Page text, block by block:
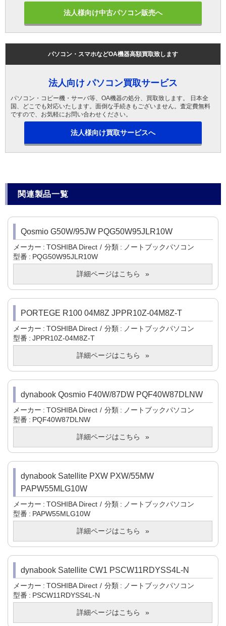
法人様向け中古パソコン販売へ
パソコン・スマホなどOA機器高額買取致します
法人向け パソコン買取サービス
パソコン・コピー機・サーバ等、OA機器の処分、買取致します。 日本全
国、どこでも対応いたします。面倒な手続きもございません。査定費無料
ですので、お気軽にお問い合わせください。
法人様向け買取サービスへ
関連製品一覧
Qosmio G50W/95JW PQG50W95JLR10W
メーカー TOSHIBA Direct 分類
ノートブックパソコン
型番
PQG50W95JLR10W
詳細ページはこちら
PORTEGE R100 04M8Z JPPR10Z-04M8Z-T
メーカー TOSHIBA Direct 分類
ノートブックパソコン
型番
JPPR10Z-04M8Z-T
詳細ページはこちら
dynabook Qosmio F40W/87DW PQF40W87DLNW
メーカー TOSHIBA Direct 分類
ノートブックパソコン
型番
PQF40W87DLNW
詳細ページはこちら
dynabook Satellite PXW PXW/55MW
PAPW55MLG10W
メーカー TOSHIBA Direct 分類
ノートブックパソコン
型番
PAPW55MLG10W
詳細ページはこちら
dynabook Satellite CW1 PSCW11RDYSS4L-N
メーカー TOSHIBA Direct 分類
ノートブックパソコン
型番
PSCW11RDYSS4L-N
詳細ページはこちら